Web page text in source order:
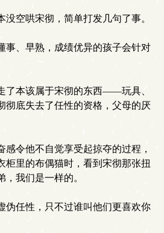
没空哄宋彻，简单打发几句了事。
事、早熟，成绩优异的孩子会针对
了本该属于宋彻的东西——玩具、
彻底失去了任性的资格，父母的厌
感令他不自觉享受起掠夺的过程，
柜里的布偶猫时，看到宋彻那张扭
，我们是一样的。
伪任性，只不过谁叫他们更喜欢你